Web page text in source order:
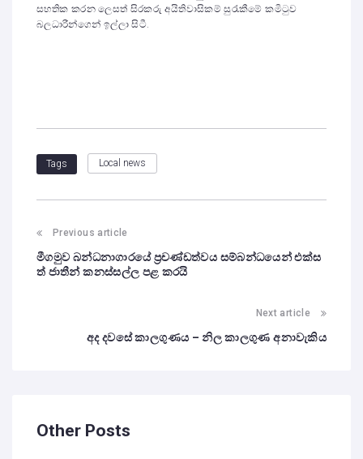
සහතික කරන ලෙසත් සිරකරු අයිතිවාසිකම් සුරැකීමේ කමිටුව
බලධාරීන්ගෙන් ඉල්ලා සිටී.
Tags Local news
Previous article
මීගමුව බන්ධනාගාරයේ ප්‍රචණ්ඩත්වය සම්බන්ධයෙන් එක්ස
ත් ජාතීන් කනස්සල්ල පළ කරයි
Next article
අද දවසේ කාලගුණය – නිල කාලගුණ අනාවැකිය
Other Posts